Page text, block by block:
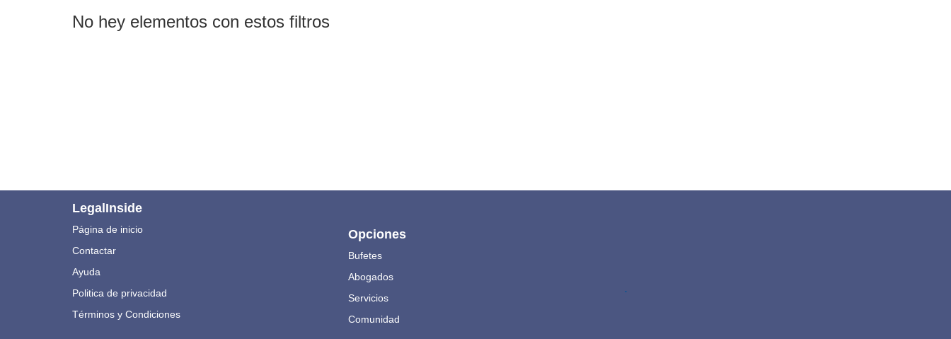
No hey elementos con estos filtros
LegalInside
Página de inicio
Contactar
Ayuda
Politica de privacidad
Términos y Condiciones
Opciones
Bufetes
Abogados
Servicios
Comunidad
.